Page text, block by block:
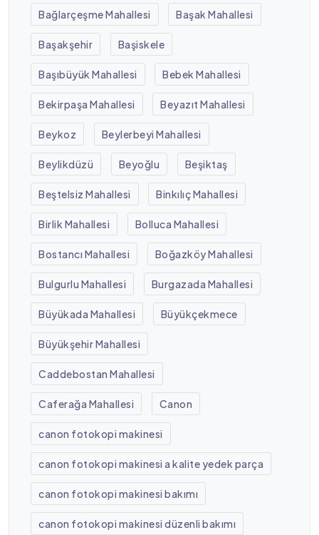
Bağlarçeşme Mahallesi Başak Mahallesi
Başakşehir Başiskele
Başıbüyük Mahallesi Bebek Mahallesi
Bekirpaşa Mahallesi Beyazıt Mahallesi
Beykoz Beylerbeyi Mahallesi
Beylikdüzü Beyoğlu Beşiktaş
Beştelsiz Mahallesi Binkılıç Mahallesi
Birlik Mahallesi Bolluca Mahallesi
Bostancı Mahallesi Boğazköy Mahallesi
Bulgurlu Mahallesi Burgazada Mahallesi
Büyükada Mahallesi Büyükçekmece
Büyükşehir Mahallesi
Caddebostan Mahallesi
Caferağa Mahallesi Canon
canon fotokopi makinesi
canon fotokopi makinesi a kalite yedek parça
canon fotokopi makinesi bakımı
canon fotokopi makinesi düzenli bakımı